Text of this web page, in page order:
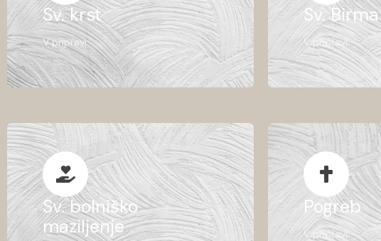
Sv. krst
V pripravi.
Sv. Birma
V pripravi.
Sv. bolniško
maziljenje
Pogreb
V pripravi.